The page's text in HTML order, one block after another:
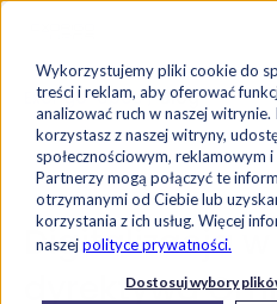
Wykorzystujemy pliki cookie do
treści i reklam, aby oferować
analizować ruch w naszej
korzystasz z naszej witryny,
społecznościowym, reklamowym
Partnerzy mogą połączyć te
otrzymanymi od Ciebie lub
korzystania z ich usług. Więcej
naszejpolityce prywatności.
Dostosuj wybory
Exorigo-Upos Blog
Oprogramowanie
Digitalizacja w
dyrektywa